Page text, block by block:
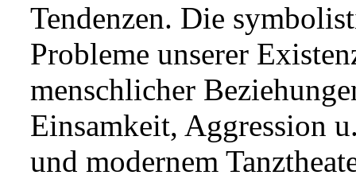
Tendenzen. Die
Probleme unserer
menschlicher
Einsamkeit, Aggression
und modernem